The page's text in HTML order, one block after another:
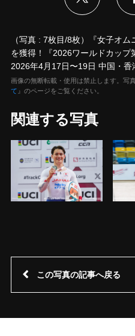
（写真 : 7枚目/8枚）『女子オ
を獲得！『2026ワールドカップ
2026年4月17日〜19日 中国・香
画像の無断転載・使用は禁止します。写
て 』のページをご覧ください。
関連する写真
この写真の記事へ戻る